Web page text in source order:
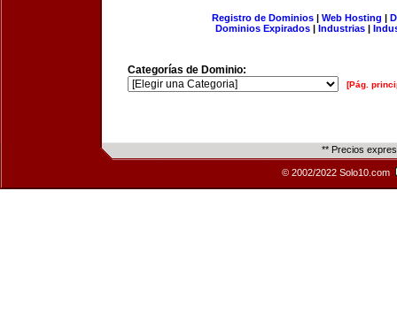
Registro de Dominios| Web Hosting |
Dominios Expirados | Industrias |
Categorías de Dominio:
[Pág.
** Precios
© 2002/2022 Solo10.com